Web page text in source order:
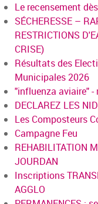
Le recensement
SÉCHERESSE –
RESTRICTIONS
CRISE)
Résultats des
Municipales 2026
"influenza aviaire" -
DECLAREZ LES
Les Composteurs
Campagne Feu
REHABILITATION
JOURDAN
Inscriptions
AGGLO